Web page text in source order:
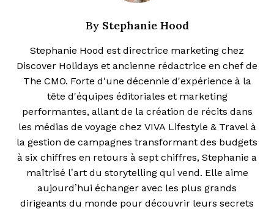
By Stephanie Hood
Stephanie Hood est directrice marketing chez
Discover Holidays et ancienne rédactrice en chef de
The CMO. Forte d'une décennie d'expérience à la
tête d'équipes éditoriales et marketing
performantes, allant de la création de récits dans
les médias de voyage chez VIVA Lifestyle & Travel à
la gestion de campagnes transformant des budgets
à six chiffres en retours à sept chiffres, Stephanie a
maîtrisé l’art du storytelling qui vend. Elle aime
aujourd’hui échanger avec les plus grands
dirigeants du monde pour découvrir leurs secrets